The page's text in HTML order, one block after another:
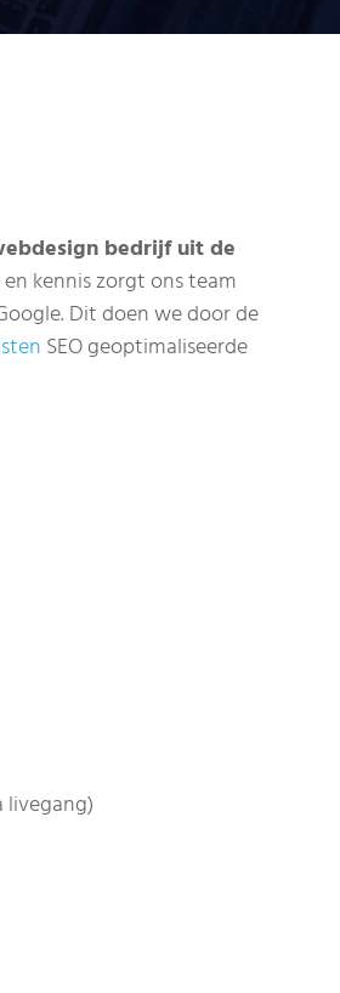
bedrijf uit de
kennis zorgt ons team
Dit doen we door de
SEO geoptimaliseerde
livegang)